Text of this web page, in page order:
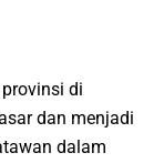
di
dan menjadi
dalam